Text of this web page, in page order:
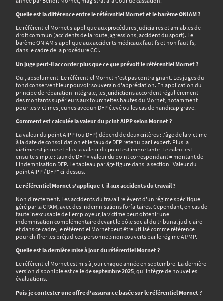
Quelle est la différence entre le référentiel Mornet et le barème ONIAM ?
Le référentiel Mornet s'applique aux procédures judiciaires et amiables de
droit commun (accidents de la route, agressions, accident du sport). Le
barème ONIAM s'applique aux accidents médicaux fautifs et non fautifs,
dans le cadre de la procédure CCI.
Un juge peut-il accorder plus que ce que prévoit le référentiel Mornet ?
Oui, absolument. Le référentiel Mornet n'est pas contraignant. Les juges du
fond conservent leur pouvoir souverain d'appréciation. En application du
principe de réparation intégrale, les juridictions accordent régulièrement
des montants supérieurs aux fourchettes hautes du Mornet, notamment
pour les victimes jeunes avec un DFP élevé ou les cas de handicap grave.
Comment est calculée la valeur du point AIPP selon Mornet ?
La valeur du point AIPP (ou DFP) dépend de deux critères : l'âge de la victime
à la date de consolidation et le taux de DFP retenu par l'expert. Plus la
victime est jeune et plus la valeur du point est importante. Le calcul est
ensuite simple : taux de DFP × valeur du point correspondant = montant de
l'indemnisation DFP. Le tableau par âge figure dans la section "Valeur du
point AIPP / DFP" ci-dessus.
Le référentiel Mornet s'applique-t-il aux accidents du travail ?
Non directement. Les accidents du travail relèvent d'un régime spécifique
géré par la CPAM, avec des indemnisations forfaitaires. Cependant, en cas de
faute inexcusable de l'employeur, la victime peut obtenir une
indemnisation complémentaire devant le pôle social du tribunal judiciaire -
et dans ce cadre, le référentiel Mornet peut être utilisé comme référence
pour chiffrer les préjudices personnels non couverts par le régime AT/MP.
Quelle est la dernière mise à jour du référentiel Mornet ?
Le référentiel Mornet est mis à jour chaque année en septembre. La dernière
version disponible est celle deseptembre 2025, qui intègre de nouvelles
évaluations.
Puis-je contester une offre d'assurance basée sur le référentiel Mornet ?